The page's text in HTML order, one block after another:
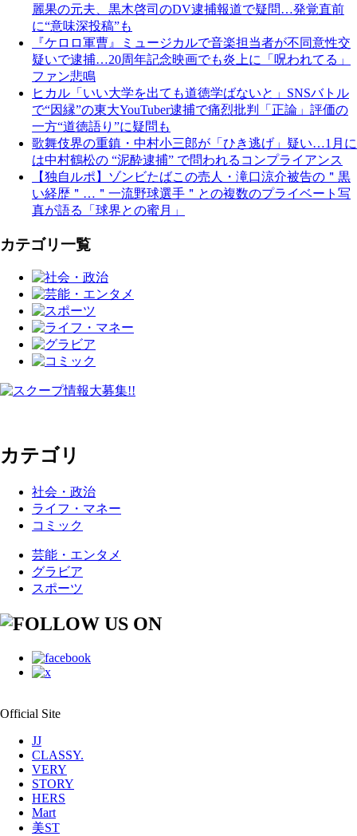
麗果の元夫、黒木啓司のDV逮捕報道で疑問…発覚直前
に“意味深投稿”も
『ケロロ軍曹』ミュージカルで音楽担当者が不同意性交
疑いで逮捕…20周年記念映画でも炎上に「呪われてる」
ファン悲鳴
ヒカル「いい大学を出ても道徳学ばないと」SNSバトル
で“因縁”の東大YouTuber逮捕で痛烈批判「正論」評価の
一方“道徳語り”に疑問も
歌舞伎界の重鎮・中村小三郎が「ひき逃げ」疑い…1月に
は中村鶴松の “泥酔逮捕” で問われるコンプライアンス
【独自ルポ】ゾンビたばこの売人・滝口涼介被告の＂黒
い経歴＂…＂一流野球選手＂との複数のプライベート写
真が語る「球界との蜜月」
カテゴリ一覧
カテゴリ
社会・政治
ライフ・マネー
コミック
芸能・エンタメ
グラビア
スポーツ
Official Site
JJ
CLASSY.
VERY
STORY
HERS
Mart
美ST